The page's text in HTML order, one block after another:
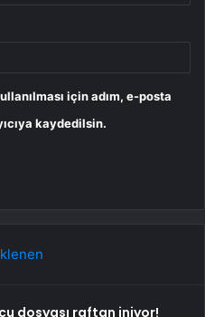
için adım, e-posta
kaydedilsin.
dosyası raftan iniyor!